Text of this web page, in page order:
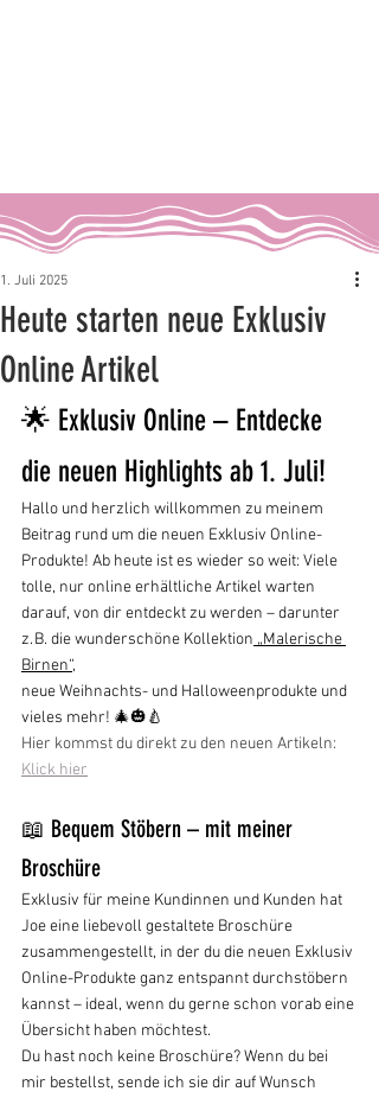
Heute starten neue Exklusiv
Online Artikel
1. Juli 2025
🌟 Exklusiv Online – Entdecke
die neuen Highlights ab 1. Juli!
Hallo und herzlich willkommen zu meinem
Beitrag rund um die neuen Exklusiv Online-
Produkte! Ab heute ist es wieder so weit: Viele
tolle, nur online erhältliche Artikel warten
darauf, von dir entdeckt zu werden – darunter
z. B. die wunderschöne Kollektion „Malerische
Birnen“,
neue Weihnachts- und Halloweenprodukte und
vieles mehr! 🎄🎃🍐
Hier kommst du direkt zu den neuen Artikeln:
Klick hier
📖 Bequem Stöbern – mit meiner
Broschüre
Exklusiv für meine Kundinnen und Kunden hat
Joe eine liebevoll gestaltete Broschüre
zusammengestellt, in der du die neuen Exklusiv
Online-Produkte ganz entspannt durchstöbern
kannst – ideal, wenn du gerne schon vorab eine
Übersicht haben möchtest.
Du hast noch keine Broschüre? Wenn du bei
mir bestellst, sende ich sie dir auf Wunsch